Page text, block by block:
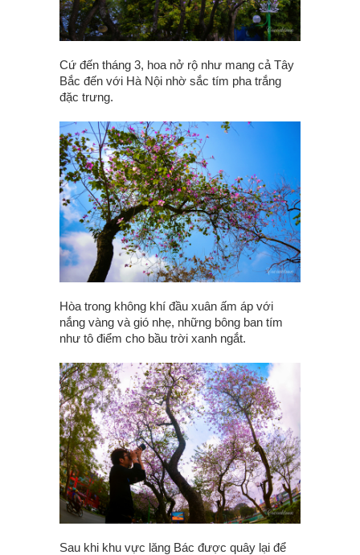
Cứ đến tháng 3, hoa nở rộ như mang cả Tây
Bắc đến với Hà Nội nhờ sắc tím pha trắng
đặc trưng.
Hòa trong không khí đầu xuân ấm áp với
nắng vàng và gió nhẹ, những bông ban tím
như tô điểm cho bầu trời xanh ngắt.
Sau khi khu vực lăng Bác được quây lại để